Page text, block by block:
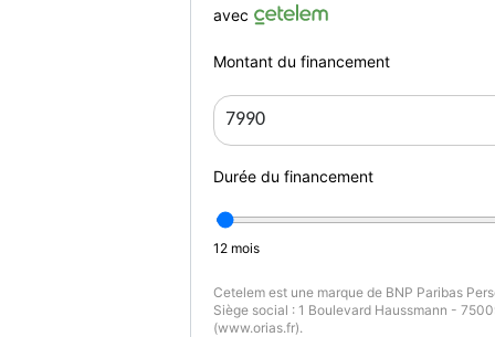
avec
Montant du financement
Durée du financement
12 mois
Cetelem est une marque de BNP Paribas
Siège social : 1 Boulevard Haussmann -
(www.orias.fr).